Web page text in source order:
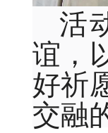
活
谊，
好祈
交融